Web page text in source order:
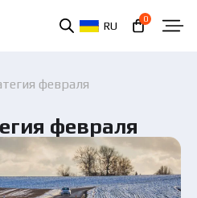
RU
0
февраля
февраля